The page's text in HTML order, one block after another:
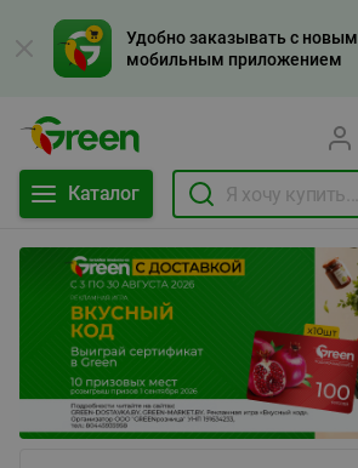
Удобно заказывать с новым
мобильным приложением
Каталог